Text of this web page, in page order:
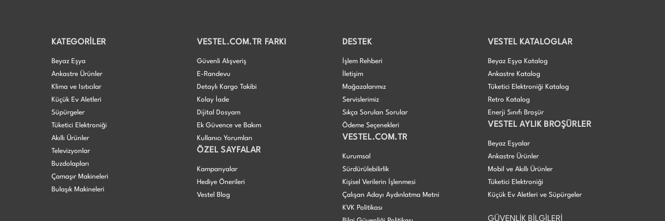
KATEGORİLER
Beyaz Eşya
Ankastre Ürünler
Klima ve Isıtıcılar
Küçük Ev Aletleri
Süpürgeler
Tüketici Elektroniği
Akıllı Ürünler
Televizyonlar
Buzdolapları
Çamaşır Makineleri
Bulaşık Makineleri
VESTEL.COM.TR FARKI
Güvenli Alışveriş
E-Randevu
Detaylı Kargo Takibi
Kolay İade
Dijital Dosyam
Ek Güvence ve Bakım
Kullanıcı Yorumları
ÖZEL SAYFALAR
Kampanyalar
Hediye Önerileri
Vestel Blog
DESTEK
İşlem Rehberi
İletişim
Mağazalarımız
Servislerimiz
Sıkça Sorulan Sorular
Ödeme Seçenekleri
VESTEL.COM.TR
Kurumsal
Sürdürülebilirlik
Kişisel Verilerin İşlenmesi
Çalışan Adayı Aydınlatma Metni
KVK Politikası
VESTEL KATALOGLAR
Beyaz Eşya Katalog
Ankastre Katalog
Tüketici Elektroniği Katalog
Retro Katalog
Enerji Sınıfı Broşür
VESTEL AYLIK BROŞÜRLER
Beyaz Eşyalar
Ankastre Ürünler
Mobil ve Akıllı Ürünler
Tüketici Elektroniği
Küçük Ev Aletleri ve Süpürgeler
GÜVENLİK BİLGİLERİ